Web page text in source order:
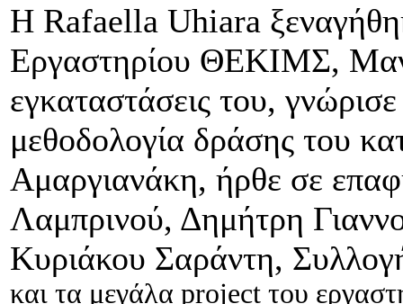
Η Rafaella Uhiara
Εργαστηρίου ΘΕΚΙΜΣ,
εγκαταστάσεις του,
μεθοδολογία δράσης του
Αμαργιανάκη, ήρθε σε
Λαμπρινού, Δημήτρη
Κυριάκου Σαράντη,
και τα μεγάλα project του